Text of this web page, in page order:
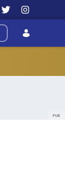
PUB